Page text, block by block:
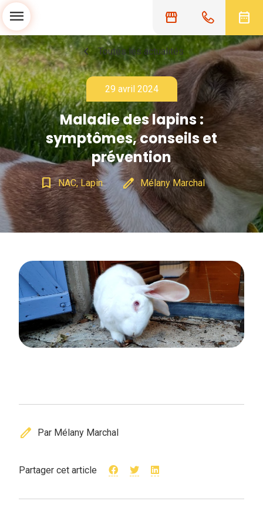
storefront date_range
menu
chevron_left Toutes les actualités
29 avril 2024
Maladie des lapins :
symptômes, conseils et
prévention
bookmark_border NAC, Lapin edit Mélany Marchal
edit Par Mélany Marchal
Partager cet article